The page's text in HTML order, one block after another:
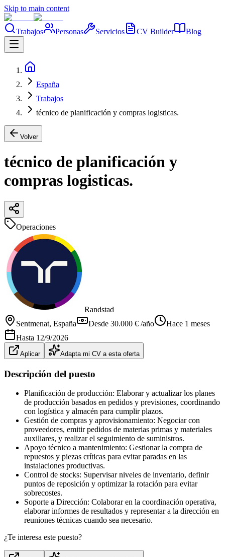
Skip to main content
Trabajos Personas Servicios CV Builder Blog
España
Trabajos
técnico de planificación y compras logisticas.
Volver
técnico de planificación y
compras logisticas.
Operaciones
Randstad
Sentmenat, España Desde 30.000 € /año
Hace 1 meses
Hasta 12/9/2026
Aplicar Adapta mi CV a esta oferta
Descripción del puesto
Planificación de producción: Elaborar y actualizar los planes
de producción basados en pedidos y previsiones, coordinando
con logística y almacén para cumplir plazos.
Gestión de compras y aprovisionamiento: Negociar con
proveedores, emitir pedidos de materias primas y materiales
auxiliares, y realizar el seguimiento de suministros.
Apoyo técnico a mantenimiento: Gestionar la compra de
repuestos y piezas críticas para evitar paradas en las
instalaciones productivas.
Control de stocks: Supervisar niveles de inventario, definir
puntos de reposición y optimizar la rotación para evitar
sobrecostes.
Soporte a Dirección: Colaborar en la coordinación operativa,
elaborar informes de resultados y representar a la dirección en
reuniones técnicas cuando sea necesario.
¿Te interesa este puesto?